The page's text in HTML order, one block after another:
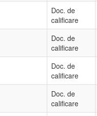
Doc. de
calificare
Doc. de
calificare
Doc. de
calificare
Doc. de
calificare